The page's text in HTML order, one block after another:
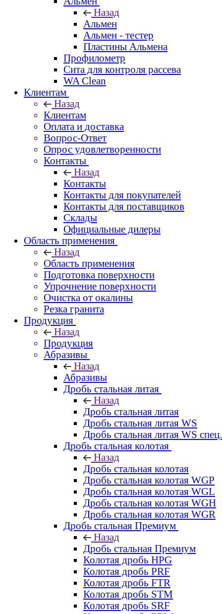
Назад
Альмен
Альмен - тестер
Пластины Альмена
Профилометр
Сита для контроля рассева
WA Clean
Клиентам
Назад
Клиентам
Оплата и доставка
Вопрос-Ответ
Опрос удовлетворенности
Контакты
Назад
Контакты
Контакты для покупателей
Контакты для поставщиков
Склады
Официальные дилеры
Область применения
Назад
Область применения
Подготовка поверхности
Упрочнение поверхности
Очистка от окалины
Резка гранита
Продукция
Назад
Продукция
Абразивы
Назад
Абразивы
Дробь стальная литая
Назад
Дробь стальная литая
Дробь стальная литая WS
Дробь стальная литая WS
Дробь стальная колотая
Назад
Дробь стальная колотая
Дробь стальная колотая WGP
Дробь стальная колотая WGL
Дробь стальная колотая WGH
Дробь стальная колотая WGR
Дробь стальная Премиум
Назад
Дробь стальная Премиум
Колотая дробь HPG
Колотая дробь PRF
Колотая дробь FTR
Колотая дробь STM
Колотая дробь SRF